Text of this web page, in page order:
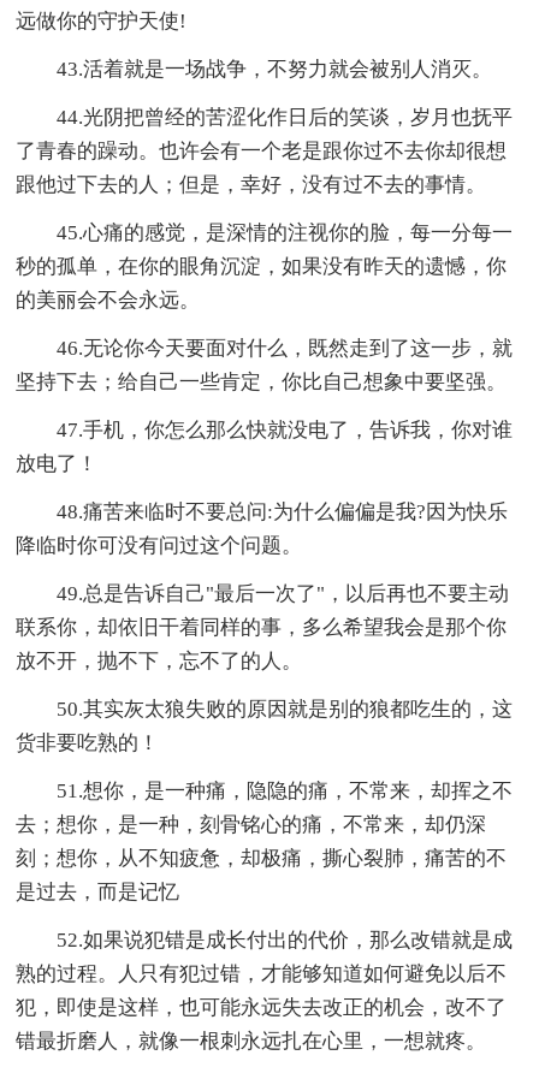
远做你的守护天使!
43.活着就是一场战争，不努力就会被别人消灭。
44.光阴把曾经的苦涩化作日后的笑谈，岁月也抚平
了青春的躁动。也许会有一个老是跟你过不去你却很想
跟他过下去的人；但是，幸好，没有过不去的事情。
45.心痛的感觉，是深情的注视你的脸，每一分每一
秒的孤单，在你的眼角沉淀，如果没有昨天的遗憾，你
的美丽会不会永远。
46.无论你今天要面对什么，既然走到了这一步，就
坚持下去；给自己一些肯定，你比自己想象中要坚强。
47.手机，你怎么那么快就没电了，告诉我，你对谁
放电了！
48.痛苦来临时不要总问:为什么偏偏是我?因为快乐
降临时你可没有问过这个问题。
49.总是告诉自己"最后一次了"，以后再也不要主动
联系你，却依旧干着同样的事，多么希望我会是那个你
放不开，抛不下，忘不了的人。
50.其实灰太狼失败的原因就是别的狼都吃生的，这
货非要吃熟的！
51.想你，是一种痛，隐隐的痛，不常来，却挥之不
去；想你，是一种，刻骨铭心的痛，不常来，却仍深
刻；想你，从不知疲惫，却极痛，撕心裂肺，痛苦的不
是过去，而是记忆
52.如果说犯错是成长付出的代价，那么改错就是成
熟的过程。人只有犯过错，才能够知道如何避免以后不
犯，即使是这样，也可能永远失去改正的机会，改不了
错最折磨人，就像一根刺永远扎在心里，一想就疼。